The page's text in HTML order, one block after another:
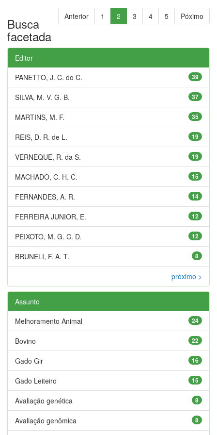
Anterior 1 2 3 4 5 Póximo
Busca
facetada
Editor
39
PANETTO, J. C. do C.
37
SILVA, M. V. G. B.
35
MARTINS, M. F.
19
REIS, D. R. de L.
19
VERNEQUE, R. da S.
15
MACHADO, C. H. C.
14
FERNANDES, A. R.
12
FERREIRA JUNIOR, E.
12
PEIXOTO, M. G. C. D.
8
BRUNELI, F. A. T.
próximo >
Assunto
24
Melhoramento Animal
22
Bovino
16
Gado Gir
15
Gado Leiteiro
8
Avaliação genética
8
Avaliação genômica